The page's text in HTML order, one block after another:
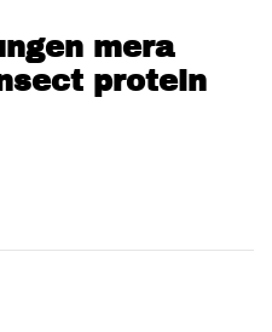
mera
protein